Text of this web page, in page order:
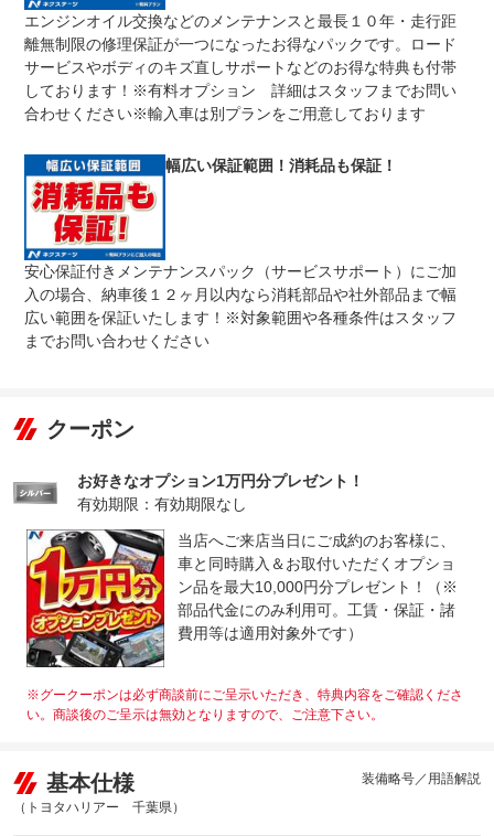
免責金
無し
保証修理の対象となる場合は、お客様の費用負担は一切ご
ざいません。
保証修理
受付先
全国のネクステージで受付可能！ご遠方でネクステージに
持ち込めないお客様も保証修理はお受け頂けます。詳細
法定整備
整備付 法定12ヶ月または法定24ヶ月点検整備付
※車検なし・車検整備付の場合は法定24ヶ月点検整備付
※商用車は6ヶ月または12ヶ月点検整備付
法定整備
について
１．契約後～納車までに法定点検を実施致します。 ２．
支払総額に整備代金を含んでおります。 ３．点検記録簿
が発行されます。
エンジンオイル交換などのメンテナンスと最長１０年・走行距
離無制限の修理保証が一つになったお得なパックです。ロード
サービスやボディのキズ直しサポートなどのお得な特典も付帯
しております！※有料オプション 詳細はスタッフまでお問い
合わせください※輸入車は別プランをご用意しております
幅広い保証範囲！消耗品も保証！
安心保証付きメンテナンスパック（サービスサポート）にご加
入の場合、納車後１２ヶ月以内なら消耗部品や社外部品まで幅
広い範囲を保証いたします！※対象範囲や各種条件はスタッフ
までお問い合わせください
クーポン
お好きなオプション1万円分プレゼント！
有効期限：有効期限なし
当店へご来店当日にご成約のお客様に、
車と同時購入＆お取付いただくオプショ
ン品を最大10,000円分プレゼント！（※
部品代金にのみ利用可。工賃・保証・諸
費用等は適用対象外です）
※グークーポンは必ず商談前にご呈示いただき、特典内容をご確認くださ
い。商談後のご呈示は無効となりますので、ご注意下さい。
基本仕様
（トヨタハリアー 千葉県）
装備略号／用語解説